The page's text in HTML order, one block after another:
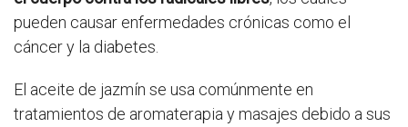
pueden causar enfermedades crónicas como el
cáncer y la diabetes.
El aceite de jazmín se usa comúnmente en
tratamientos de aromaterapia y masajes debido a sus